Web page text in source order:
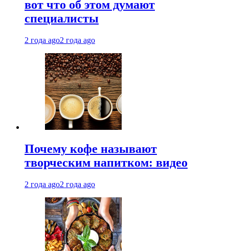
вот что об этом думают
специалисты
2 года ago2 года ago
Почему кофе называют
творческим напитком: видео
2 года ago2 года ago